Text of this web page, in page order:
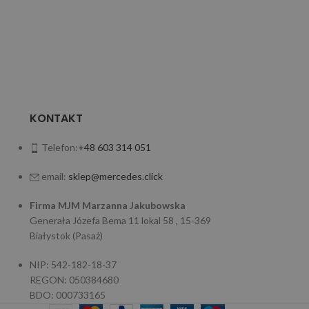
KONTAKT
Telefon:+48 603 314 051
email: sklep@mercedes.click
Firma MJM Marzanna Jakubowska
Generała Józefa Bema 11 lokal 58 , 15-369
Białystok (Pasaż)
NIP: 542-182-18-37
REGON: 050384680
BDO: 000733165